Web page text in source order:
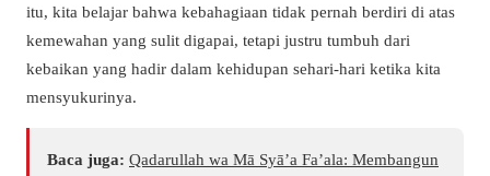
itu, kita belajar bahwa kebahagiaan tidak pernah berdiri di atas
kemewahan yang sulit digapai, tetapi justru tumbuh dari
kebaikan yang hadir dalam kehidupan sehari-hari ketika kita
mensyukurinya.
Baca juga: Qadarullah wa Mā Syā’a Fa’ala: Membangun